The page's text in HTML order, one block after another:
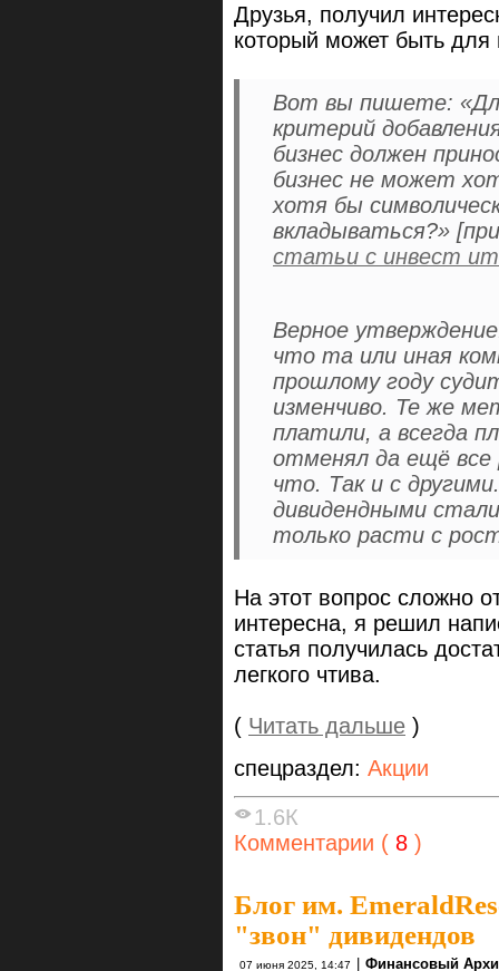
Друзья, получил
который может быть для
Вот вы пишете:
критерий
бизнес должен
бизнес не может
хотя бы
вкладываться?»
статьи с инвест
Верное
что та или иная
прошлому году
изменчиво. Те же
платили, а всегда
отменял да ещё
что. Так и с
дивидендными
только расти с
На этот вопрос сложно
интересна, я решил
статья получилась
легкого чтива.
( Читать дальше )
спецраздел: Акции
1.6К
Комментарии ( 8 )
Блог им.
"звон" дивидендов
07 июня 2025, 14:47 Финансовый